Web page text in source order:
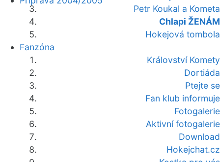
Petr Koukal a Kometa
Chlapi ŽENÁM
Hokejová tombola
Fanzóna
Království Komety
Dortiáda
Ptejte se
Fan klub informuje
Fotogalerie
Aktivní fotogalerie
Download
Hokejchat.cz